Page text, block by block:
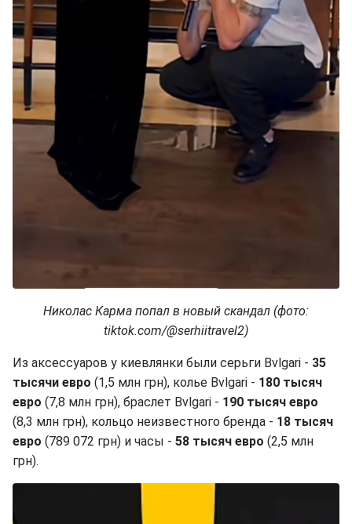
Николас Карма попал в новый скандал (фото:
tiktok.com/@serhiitravel2)
Из аксессуаров у киевлянки были серьги Bvlgari - 35
тысячи евро (1,5 млн грн), колье Bvlgari - 180 тысяч
евро (7,8 млн грн), браслет Bvlgari - 190 тысяч евро
(8,3 млн грн), кольцо неизвестного бренда - 18 тысяч
евро (789 072 грн) и часы - 58 тысяч евро (2,5 млн
грн).